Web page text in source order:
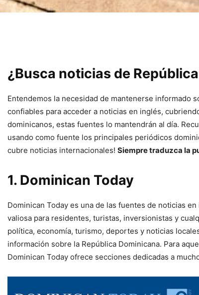
¿Busca noticias de
Entendemos la necesidad de mantenerse informado
confiables para acceder a noticias en inglés,
dominicanos, estas fuentes lo mantendrán al día.
usando como fuente los principales periódicos
cubre noticias internacionales! Siempre traduzca la
1. Dominican Today
Dominican Today es una de las fuentes de noticias
valiosa para residentes, turistas, inversionistas y
política, economía, turismo, deportes y noticias
información sobre la República Dominicana. Para
Dominican Today ofrece secciones dedicadas a